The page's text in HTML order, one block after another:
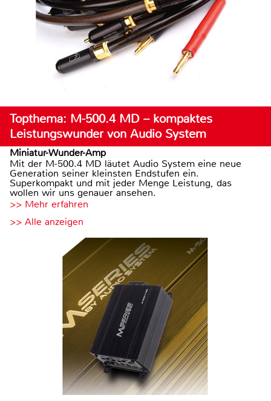
Topthema: M-500.4 MD – kompaktes
Leistungswunder von Audio System
Miniatur-Wunder-Amp
Mit der M-500.4 MD läutet Audio System eine neue
Generation seiner kleinsten Endstufen ein.
Superkompakt und mit jeder Menge Leistung, das
wollen wir uns genauer ansehen.
>> Mehr erfahren
>> Alle anzeigen